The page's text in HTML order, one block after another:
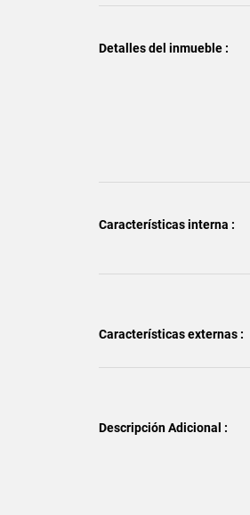
Detalles del inmueble :
Características interna :
Características externas :
Descripción Adicional :